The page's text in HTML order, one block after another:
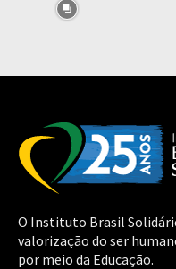
O Instituto Brasil
valorização do ser
por meio da Educação.